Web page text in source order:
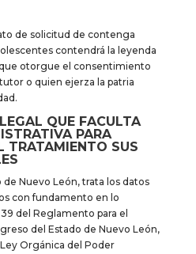
de solicitud de contenga
contendrá la leyenda
otorgue el consentimiento
o quien ejerza la patria
QUE FACULTA
PARA
TRATAMIENTO SUS
de Nuevo León, trata los datos
con fundamento en lo
del Reglamento para el
del Estado de Nuevo León,
Ley Orgánica del Poder